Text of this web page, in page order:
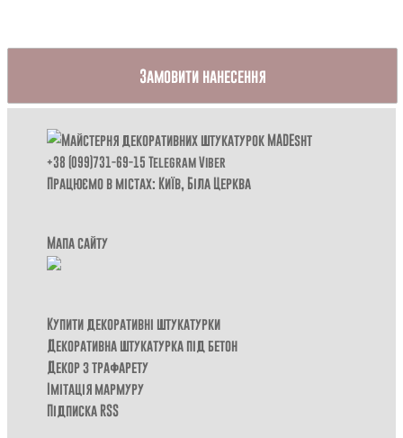
Замовити нанесення
+38 (099)731-69-15 TelegramViber
Працюємо в містах: Київ,Біла Церква
Мапа сайту
Купити декоративні штукатурки
Декоративна штукатурка під бетон
Декор з трафарету
Імітація мармуру
Підписка RSS